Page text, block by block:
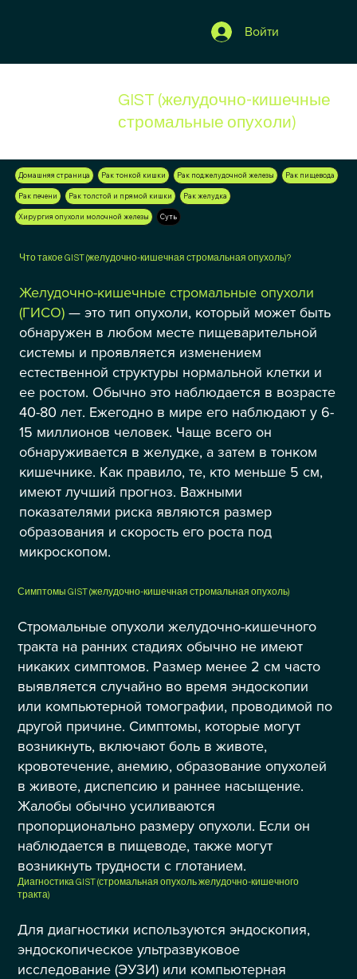
Войти
GIST (желудочно-кишечные
стромальные опухоли)
Домашняя страница Рак тонкой кишки Рак поджелудочной железы Рак пищевода
Рак печени Рак толстой и прямой кишки Рак желудка
Хирургия опухоли молочной железы Суть
Желудочно-кишечные стромальные опухоли
(ГИСО)— это тип опухоли, который может быть
обнаружен в любом месте пищеварительной
системы и проявляется изменением
естественной структуры нормальной клетки и
ее ростом. Обычно это наблюдается в возрасте
40-80 лет. Ежегодно в мире его наблюдают у 6-
15 миллионов человек. Чаще всего он
обнаруживается в желудке, а затем в тонком
кишечнике. Как правило, те, кто меньше 5 см,
имеют лучший прогноз. Важными
показателями риска являются размер
образования и скорость его роста под
микроскопом.
Что такое GIST (желудочно-кишечная стромальная опухоль)?
Стромальные опухоли желудочно-кишечного
тракта на ранних стадиях обычно не имеют
никаких симптомов. Размер менее 2 см часто
выявляется случайно во время эндоскопии
или компьютерной томографии, проводимой по
другой причине. Симптомы, которые могут
возникнуть, включают боль в животе,
кровотечение, анемию, образование опухолей
в животе, диспепсию и раннее насыщение.
Жалобы обычно усиливаются
пропорционально размеру опухоли. Если он
наблюдается в пищеводе, также могут
возникнуть трудности с глотанием.
Симптомы GIST (желудочно-кишечная стромальная опухоль)
Для диагностики используются эндоскопия,
эндоскопическое ультразвуковое
исследование (ЭУЗИ) или компьютерная
Диагностика GIST (стромальная опухоль желудочно-кишечного
тракта)